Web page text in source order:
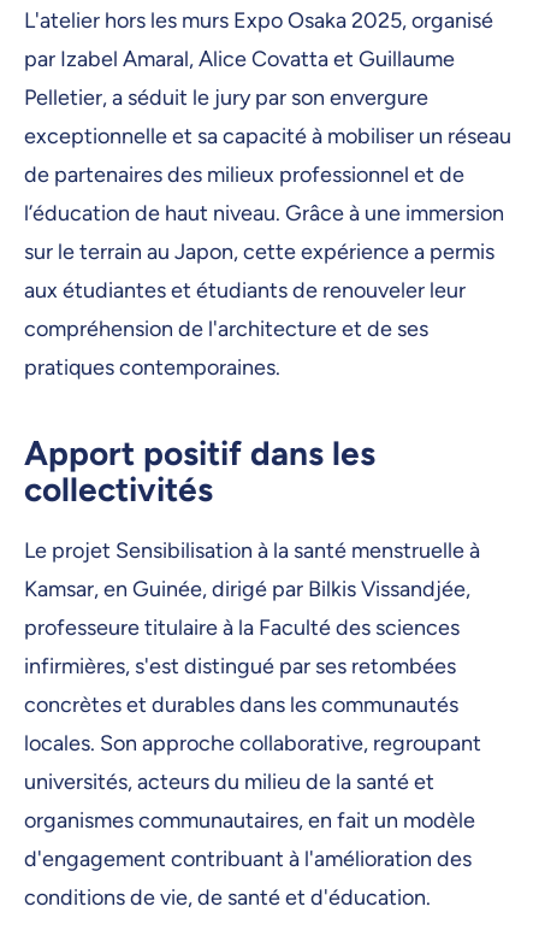
L'atelier hors les murs Expo Osaka 2025, organisé
par Izabel Amaral, Alice Covatta et Guillaume
Pelletier, a séduit le jury par son envergure
exceptionnelle et sa capacité à mobiliser un réseau
de partenaires des milieux professionnel et de
l’éducation de haut niveau. Grâce à une immersion
sur le terrain au Japon, cette expérience a permis
aux étudiantes et étudiants de renouveler leur
compréhension de l'architecture et de ses
pratiques contemporaines.
Apport positif dans les
collectivités
Le projet Sensibilisation à la santé menstruelle à
Kamsar, en Guinée, dirigé par Bilkis Vissandjée,
professeure titulaire à la Faculté des sciences
infirmières, s'est distingué par ses retombées
concrètes et durables dans les communautés
locales. Son approche collaborative, regroupant
universités, acteurs du milieu de la santé et
organismes communautaires, en fait un modèle
d'engagement contribuant à l'amélioration des
conditions de vie, de santé et d'éducation.